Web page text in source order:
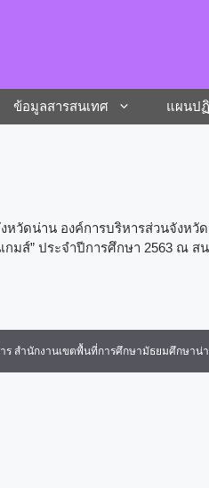
ข้อมูลสารสนเทศ แผนป
วัดน่าน องค์การบริหารส่วนจังหวั
ส์” ประจำปีการศึกษา 2563 ณ ส
ร สำนักงานเขตพื้นที่การศึกษามัธยมศึกษาน่